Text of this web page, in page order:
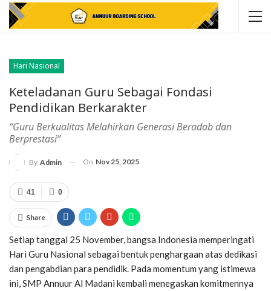
Hari Nasional
Keteladanan Guru Sebagai Fondasi
Pendidikan Berkarakter
“Guru Berkualitas Melahirkan Generasi Beradab dan
Berprestasi”
By Admin On Nov 25, 2025
0
41
Share
Setiap tanggal 25 November, bangsa Indonesia memperingati
Hari Guru Nasional sebagai bentuk penghargaan atas dedikasi
dan pengabdian para pendidik. Pada momentum yang istimewa
ini, SMP Annuur Al Madani kembali menegaskan komitmennya